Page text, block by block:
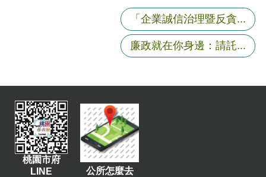
網
站
導
覽
市
「企業誠信治理暨反貪...
廉政就在你身邊：請託...
桃園市府
LINE
公所怎麼去